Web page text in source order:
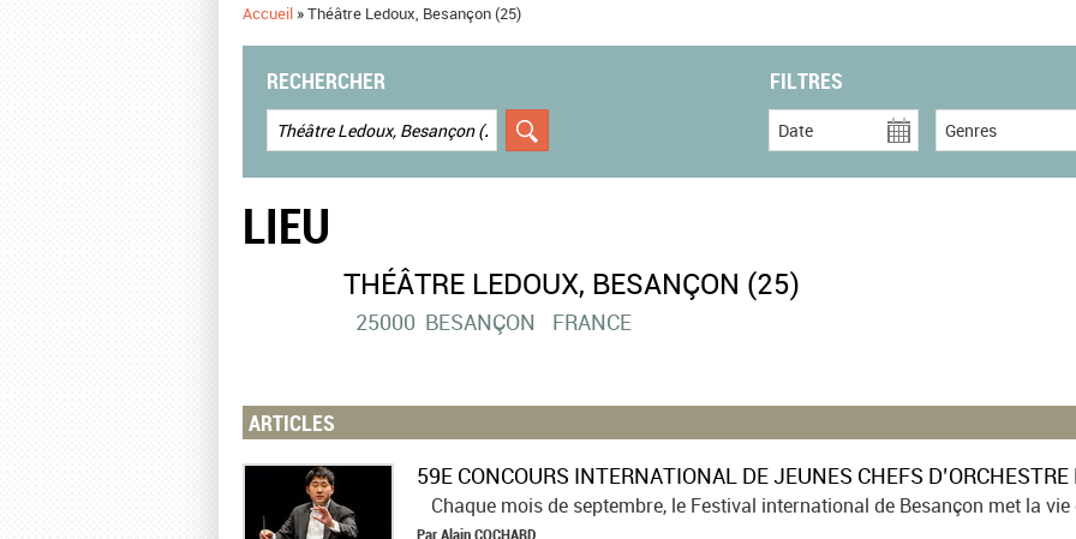
Accueil »Théâtre Ledoux, Besançon (25)
RECHERCHER FILTRES
Date Genres
LIEU
THÉÂTRE LEDOUX, BESANÇON (25)
25000 BESANÇON FRANCE
ARTICLES
Chaque mois de septembre, le Festival international de Besançon met la vie
ParAlainCOCHARD